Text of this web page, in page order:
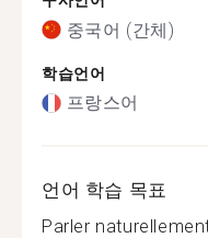
중국어 (간체)
학습언어
프랑스어
언어 학습 목표
Parler